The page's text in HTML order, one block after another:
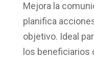
Mejora la
planifica
objetivo. Ideal
los beneficiarios